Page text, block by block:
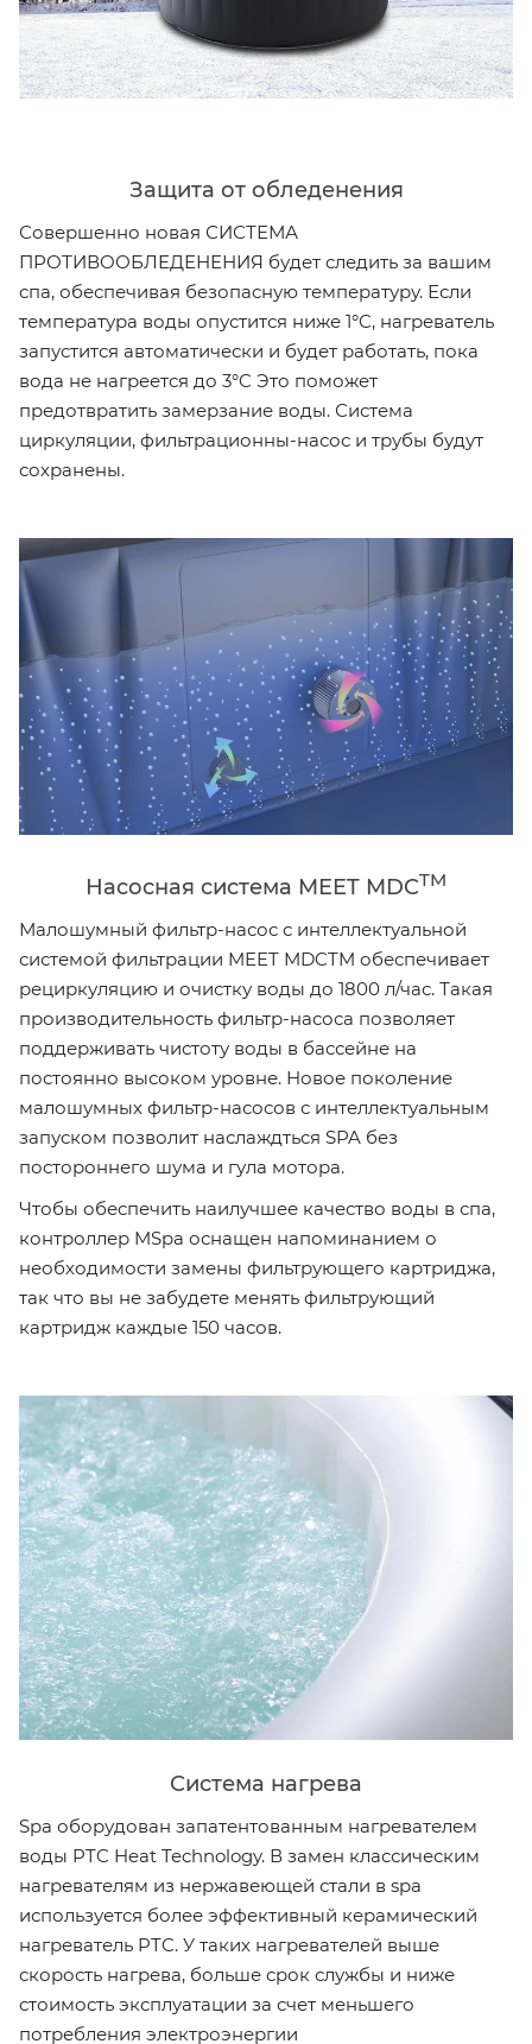
Защита от обледенения
Совершенно новая СИСТЕМА
ПРОТИВООБЛЕДЕНЕНИЯ будет следить за вашим
спа, обеспечивая безопасную температуру. Если
температура воды опустится ниже 1°C, нагреватель
запустится автоматически и будет работать, пока
вода не нагреется до 3°C Это поможет
предотвратить замерзание воды. Система
циркуляции, фильтрационны-насос и трубы будут
сохранены.
Насосная система MEET MDCTM
Малошумный фильтр-насос с интеллектуальной
системой фильтрации MEET MDCTM обеспечивает
рециркуляцию и очистку воды до 1800 л/час. Такая
производительность фильтр-насоса позволяет
поддерживать чистоту воды в бассейне на
постоянно высоком уровне. Новое поколение
малошумных фильтр-насосов с интеллектуальным
запуском позволит наслаждться SPA без
постороннего шума и гула мотора.
Чтобы обеспечить наилучшее качество воды в спа,
контроллер MSpa оснащен напоминанием о
необходимости замены фильтрующего картриджа,
так что вы не забудете менять фильтрующий
картридж каждые 150 часов.
Система нагрева
Spa оборудован запатентованным нагревателем
воды PTC Heat Technology. В замен классическим
нагревателям из нержавеющей стали в spa
используется более эффективный керамический
нагреватель PTC. У таких нагревателей выше
скорость нагрева, больше срок службы и ниже
стоимость эксплуатации за счет меньшего
потребления электроэнергии